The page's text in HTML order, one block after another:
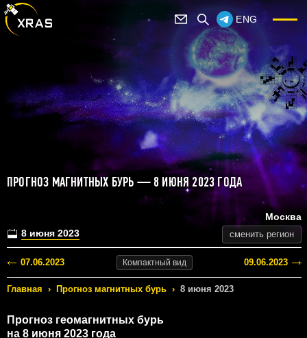
ENG
ПРОГНОЗ МАГНИТНЫХ БУРЬ — 8 ИЮНЯ 2023 ГОДА
8 июня 2023
Москва
сменить регион
07.06.2023 Компактный вид 09.06.2023
Главная › Прогноз магнитных бурь › 8 июня 2023
Прогноз геомагнитных бурь
на 8 июня 2023 года